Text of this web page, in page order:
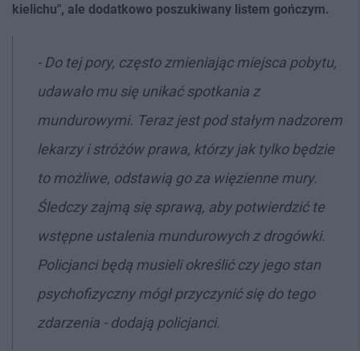
kielichu", ale dodatkowo poszukiwany listem gończym.
- Do tej pory, często zmieniając miejsca pobytu,
udawało mu się unikać spotkania z
mundurowymi. Teraz jest pod stałym nadzorem
lekarzy i stróżów prawa, którzy jak tylko będzie
to możliwe, odstawią go za więzienne mury.
Śledczy zajmą się sprawą, aby potwierdzić te
wstępne ustalenia mundurowych z drogówki.
Policjanci będą musieli określić czy jego stan
psychofizyczny mógł przyczynić się do tego
zdarzenia - dodają policjanci.